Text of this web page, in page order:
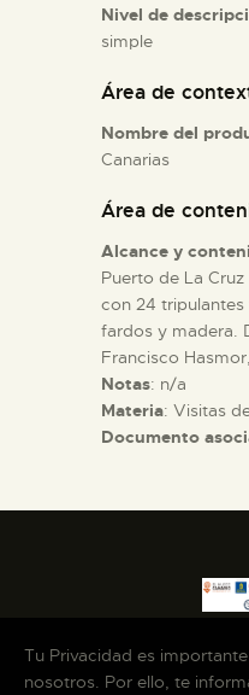
DIDÁCTICA
Nivel de
simple
Área de
Nombre del
Canarias
Área de
Alcance y
Puerto de La
con 24
fardos y madera.
Francisco
Notas: n/a
Materia: Visitas
Documento
Tu Privacidad es
nosotros. Por ello, te